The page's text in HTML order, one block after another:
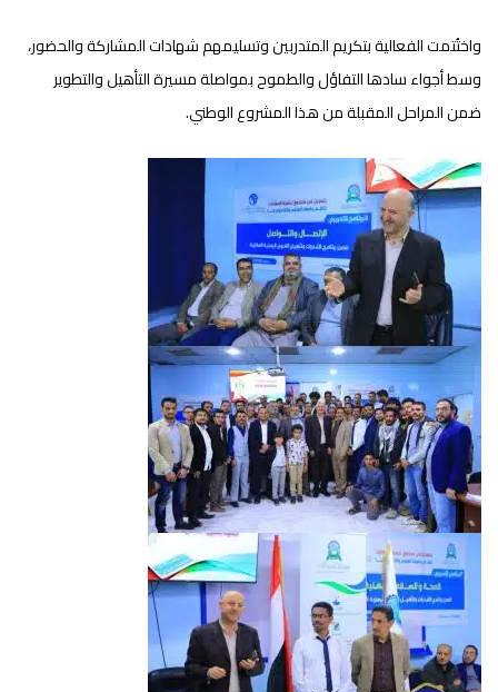
واختُتمت الفعالية بتكريم المتدربين وتسليمهم شهادات المشاركة والحضور،
وسط أجواء سادها التفاؤل والطموح بمواصلة مسيرة التأهيل والتطوير
ضمن المراحل المقبلة من هذا المشروع الوطني.